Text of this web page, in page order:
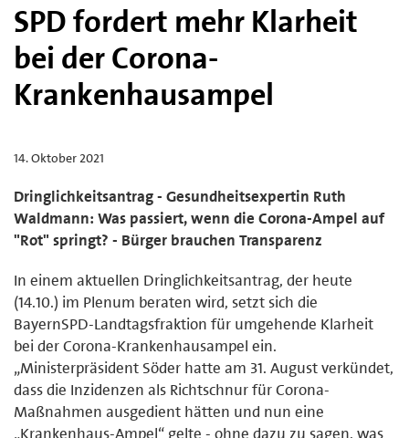
SPD fordert mehr Klarheit
bei der Corona-
Krankenhausampel
14. Oktober 2021
Dringlichkeitsantrag - Gesundheitsexpertin Ruth
Waldmann: Was passiert, wenn die Corona-Ampel auf
"Rot" springt? - Bürger brauchen Transparenz
In einem aktuellen Dringlichkeitsantrag, der heute
(14.10.) im Plenum beraten wird, setzt sich die
BayernSPD-Landtagsfraktion für umgehende Klarheit
bei der Corona-Krankenhausampel ein.
„Ministerpräsident Söder hatte am 31. August verkündet,
dass die Inzidenzen als Richtschnur für Corona-
Maßnahmen ausgedient hätten und nun eine
„Krankenhaus-Ampel“ gelte - ohne dazu zu sagen, was